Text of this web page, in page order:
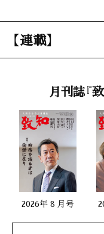
【連載】
私の座右銘
「万教帰一」
上野 顯（熊野速玉大社宮
時流を読む 55
「歴史的局面を迎えた
中西輝政（京都大学名誉
月刊誌『
2026年 8 月号